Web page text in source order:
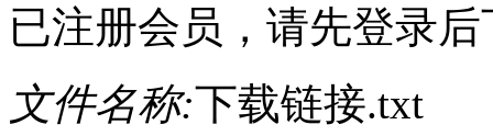
已注册会员，请先登录后
文件名称:下载链接.txt